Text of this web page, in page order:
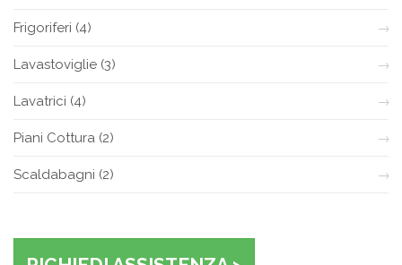
Frigoriferi (4)
Lavastoviglie (3)
Lavatrici (4)
Piani Cottura (2)
Scaldabagni (2)